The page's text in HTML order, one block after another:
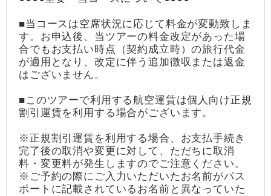
■当コースは空席状況に応じて料金が変動致しま
す。お申込後、当ツアーの料金改定があった場
合でもお支払い時点（契約成立時）の旅行代金
が適用となり、改定に伴う追加徴収または返金
はございません。
■このツアーで利用する航空運賃は個人向け正規
割引運賃を利用する場合がございます。
※正規割引運賃を利用する場合、お支払手続き
完了後の取消や変更に対して、ただちに取消
料・変更料が発生しますのでご注意ください。
※ご予約の際にご入力いただいたお名前がパス
ポートに記載されているお名前と異なっていた